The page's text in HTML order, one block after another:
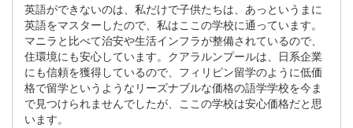
英語ができないのは、私だけで子供たちは、あっというまに
英語をマスターしたので、私はここの学校に通っています。
マニラと比べて治安や生活インフラが整備されているので、
住環境にも安心しています。クアラルンプールは、日系企業
にも信頼を獲得しているので、フィリピン留学のように低価
格で留学というようなリーズナブルな価格の語学学校を今ま
で見つけられませんでしたが、ここの学校は安心価格だと思
います。